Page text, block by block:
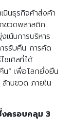
นธุรกิจค้าส่งค้า
ขวดพลาสติก
น้นการบริหาร
รรับคืน การคัด
ซเคิลที่ได้
น” เพื่อโลกยั่งยืน
านขวด ภายใน
งครอบคลุม 3